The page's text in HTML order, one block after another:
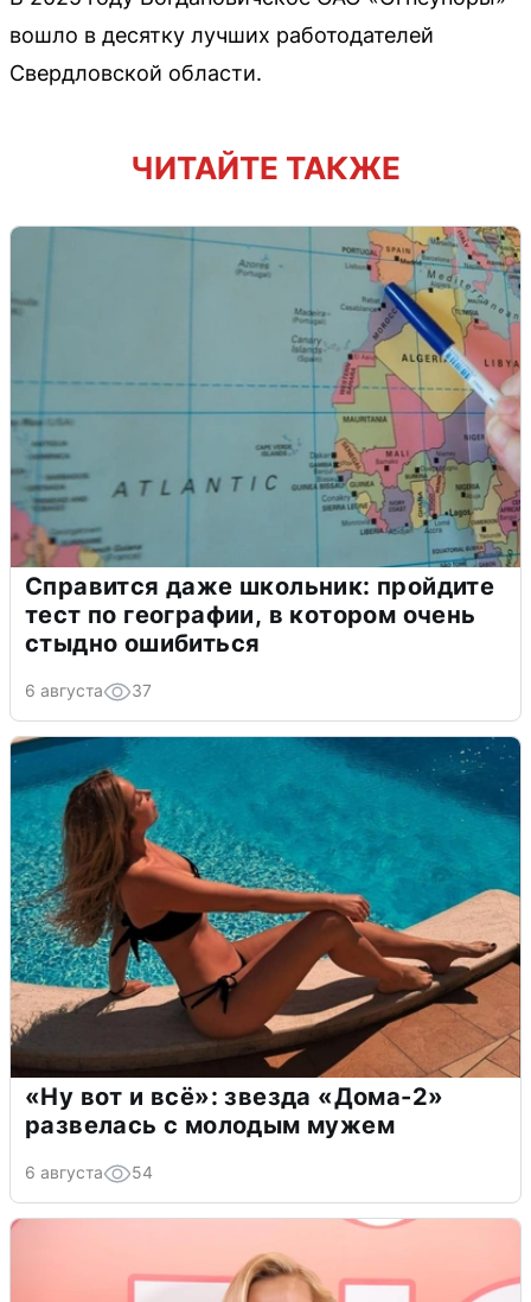
вошло в десятку лучших работодателей
Свердловской области.
ЧИТАЙТЕ ТАКЖЕ
Справится даже школьник: пройдите
тест по географии, в котором очень
стыдно ошибиться
6 августа 37
«Ну вот и всё»: звезда «Дома-2»
развелась с молодым мужем
6 августа 54